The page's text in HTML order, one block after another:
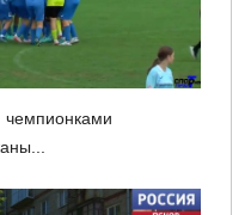
чемпионками